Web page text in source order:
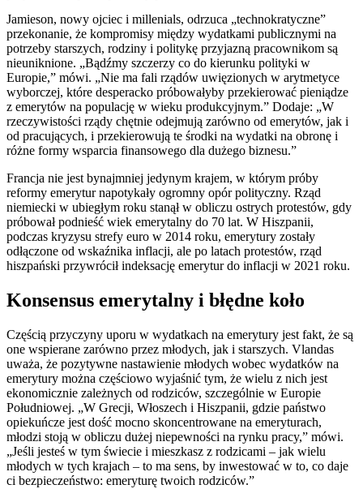
Jamieson, nowy ojciec i millenials, odrzuca „technokratyczne”
przekonanie, że kompromisy między wydatkami publicznymi na
potrzeby starszych, rodziny i politykę przyjazną pracownikom są
nieuniknione. „Bądźmy szczerzy co do kierunku polityki w
Europie,” mówi. „Nie ma fali rządów uwięzionych w arytmetyce
wyborczej, które desperacko próbowałyby przekierować pieniądze
z emerytów na populację w wieku produkcyjnym.” Dodaje: „W
rzeczywistości rządy chętnie odejmują zarówno od emerytów, jak i
od pracujących, i przekierowują te środki na wydatki na obronę i
różne formy wsparcia finansowego dla dużego biznesu.”
Francja nie jest bynajmniej jedynym krajem, w którym próby
reformy emerytur napotykały ogromny opór polityczny. Rząd
niemiecki w ubiegłym roku stanął w obliczu ostrych protestów, gdy
próbował podnieść wiek emerytalny do 70 lat. W Hiszpanii,
podczas kryzysu strefy euro w 2014 roku, emerytury zostały
odłączone od wskaźnika inflacji, ale po latach protestów, rząd
hiszpański przywrócił indeksację emerytur do inflacji w 2021 roku.
Konsensus emerytalny i błędne koło
Częścią przyczyny uporu w wydatkach na emerytury jest fakt, że są
one wspierane zarówno przez młodych, jak i starszych. Vlandas
uważa, że pozytywne nastawienie młodych wobec wydatków na
emerytury można częściowo wyjaśnić tym, że wielu z nich jest
ekonomicznie zależnych od rodziców, szczególnie w Europie
Południowej. „W Grecji, Włoszech i Hiszpanii, gdzie państwo
opiekuńcze jest dość mocno skoncentrowane na emeryturach,
młodzi stoją w obliczu dużej niepewności na rynku pracy,” mówi.
„Jeśli jesteś w tym świecie i mieszkasz z rodzicami – jak wielu
młodych w tych krajach – to ma sens, by inwestować w to, co daje
ci bezpieczeństwo: emeryturę twoich rodziców.”